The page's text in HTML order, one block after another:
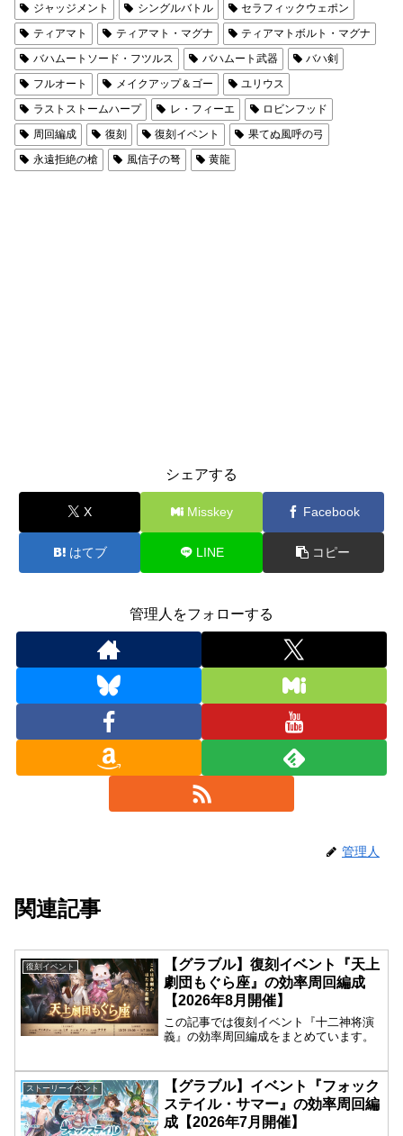
ジャッジメント
シングルバトル
セラフィックウェポン
ティアマト
ティアマト・マグナ
ティアマトボルト・マグナ
バハムートソード・フツルス
バハムート武器
バハ剣
フルオート
メイクアップ＆ゴー
ユリウス
ラストストームハープ
レ・フィーエ
ロビンフッド
周回編成
復刻 復刻イベント
果てぬ風呼の弓
永遠拒絶の槍
風信子の弩 黄龍
シェアする
X Misskey Facebook
はてブ LINE コピー
管理人をフォローする
管理人
関連記事
復刻イベント
【グラブル】復刻イベント『天上
劇団もぐら座』の効率周回編成
【2026年8月開催】
この記事では復刻イベント『十二神将演
義』の効率周回編成をまとめています。
ストーリーイベント
【グラブル】イベント『フォック
ステイル・サマー』の効率周回編
成【2026年7月開催】